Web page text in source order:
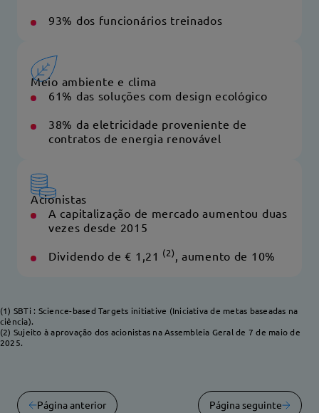
93% dos funcionários treinados
Meio ambiente e clima
61% das soluções com design ecológico
38% da eletricidade proveniente de
contratos de energia renovável
Acionistas
A capitalização de mercado aumentou duas
vezes desde 2015
Dividendo de € 1,21 (2) , aumento de 10%
(1) SBTi : Science-based Targets initiative (Iniciativa de metas baseadas na
ciência).
(2) Sujeito à aprovação dos acionistas na Assembleia Geral de 7 de maio de
2025.
Página anterior Página seguinte